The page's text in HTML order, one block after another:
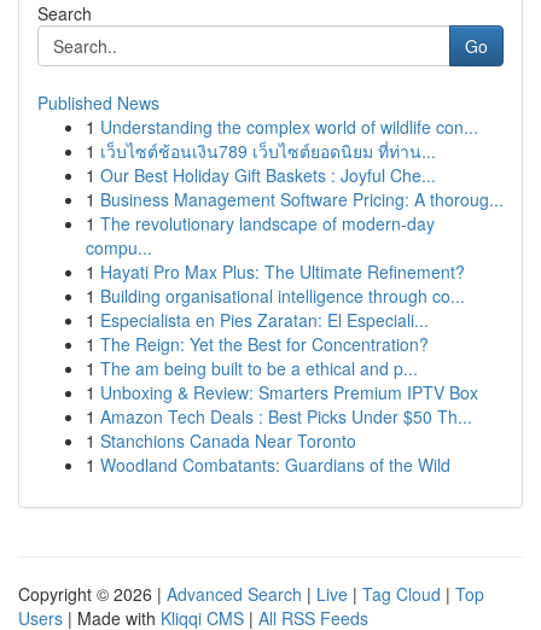
Search
Go
Published News
1 Understanding the complex world of wildlife con...
1 เว็บไซต์ช้อนเงิน789 เว็บไซต์ยอดนิยม ที่ท่าน...
1 Our Best Holiday Gift Baskets : Joyful Che...
1 Business Management Software Pricing: A thoroug...
1 The revolutionary landscape of modern-day
compu...
1 Hayati Pro Max Plus: The Ultimate Refinement?
1 Building organisational intelligence through co...
1 Especialista en Pies Zaratan: El Especiali...
1 The Reign: Yet the Best for Concentration?
1 The am being built to be a ethical and p...
1 Unboxing & Review: Smarters Premium IPTV Box
1 Amazon Tech Deals : Best Picks Under $50 Th...
1 Stanchions Canada Near Toronto
1 Woodland Combatants: Guardians of the Wild
Copyright © 2026 | Advanced Search | Live | Tag Cloud | Top
Users | Made with Kliqqi CMS | All RSS Feeds